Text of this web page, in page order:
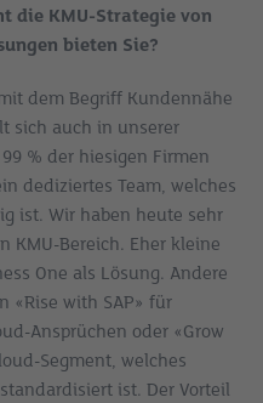
die KMU-Strategie von
bieten Sie?
dem Begriff Kundennähe
sich auch in unserer
% der hiesigen Firmen
dediziertes Team, welches
ist. Wir haben heute sehr
KMU-Bereich. Eher kleine
One als Lösung. Andere
«Rise with SAP» für
Ansprüchen oder «Grow
Segment, welches
ist. Der Vorteil